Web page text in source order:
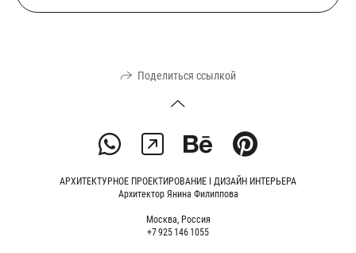
Поделиться ссылкой
АРХИТЕКТУРНОЕ ПРОЕКТИРОВАНИЕ I ДИЗАЙН ИНТЕРЬЕРА
Архитектор Янина Филиппова
Москва, Россия
+7 925 146 1055